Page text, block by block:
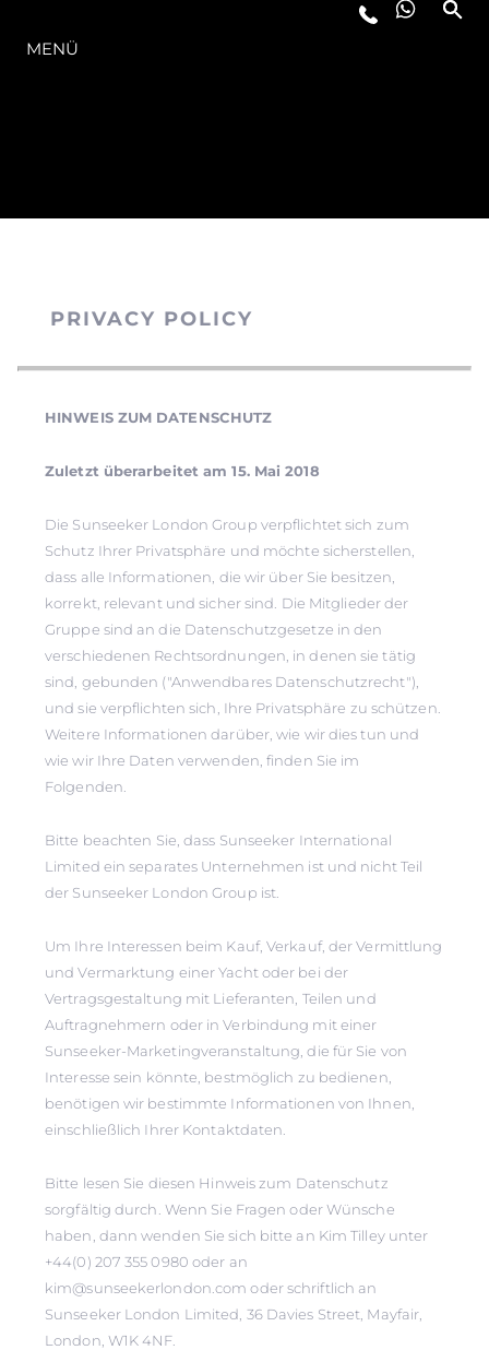
MENÜ
PRIVACY POLICY
HINWEIS ZUM DATENSCHUTZ
Zuletzt überarbeitet am 15. Mai 2018
Die Sunseeker London Group verpflichtet sich zum
Schutz Ihrer Privatsphäre und möchte sicherstellen,
dass alle Informationen, die wir über Sie besitzen,
korrekt, relevant und sicher sind. Die Mitglieder der
Gruppe sind an die Datenschutzgesetze in den
verschiedenen Rechtsordnungen, in denen sie tätig
sind, gebunden ("Anwendbares Datenschutzrecht"),
und sie verpflichten sich, Ihre Privatsphäre zu schützen.
Weitere Informationen darüber, wie wir dies tun und
wie wir Ihre Daten verwenden, finden Sie im
Folgenden.
Bitte beachten Sie, dass Sunseeker International
Limited ein separates Unternehmen ist und nicht Teil
der Sunseeker London Group ist.
Um Ihre Interessen beim Kauf, Verkauf, der Vermittlung
und Vermarktung einer Yacht oder bei der
Vertragsgestaltung mit Lieferanten, Teilen und
Auftragnehmern oder in Verbindung mit einer
Sunseeker-Marketingveranstaltung, die für Sie von
Interesse sein könnte, bestmöglich zu bedienen,
benötigen wir bestimmte Informationen von Ihnen,
einschließlich Ihrer Kontaktdaten.
Bitte lesen Sie diesen Hinweis zum Datenschutz
sorgfältig durch. Wenn Sie Fragen oder Wünsche
haben, dann wenden Sie sich bitte an Kim Tilley unter
+44(0) 207 355 0980 oder an
kim@sunseekerlondon.com oder schriftlich an
Sunseeker London Limited, 36 Davies Street, Mayfair,
London, W1K 4NF.